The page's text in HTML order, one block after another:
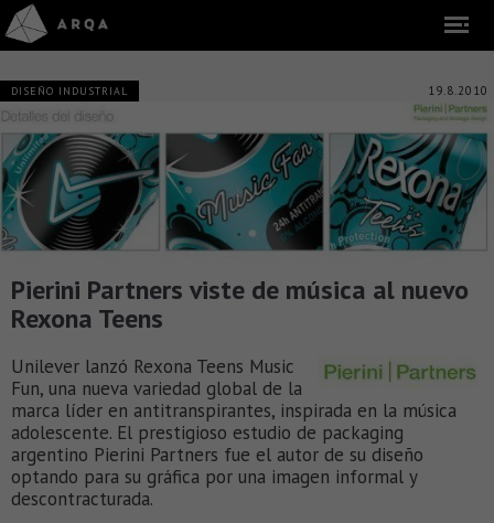
DISEÑO INDUSTRIAL 19.8.2010
Pierini Partners viste de música al nuevo
Rexona Teens
Unilever lanzó Rexona Teens Music
Fun, una nueva variedad global de la
marca líder en antitranspirantes, inspirada en la música
adolescente. El prestigioso estudio de packaging
argentino Pierini Partners fue el autor de su diseño
optando para su gráfica por una imagen informal y
descontracturada.